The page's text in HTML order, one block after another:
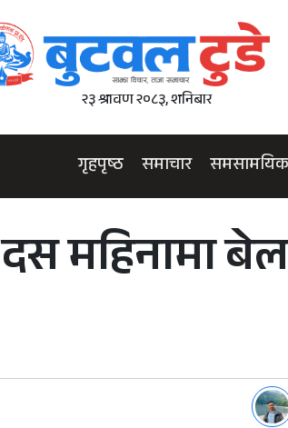
२३ श्रावण २०८३, शनिबार
गृहपृष्ठ समाचार समसामयिक
दस महिनामा